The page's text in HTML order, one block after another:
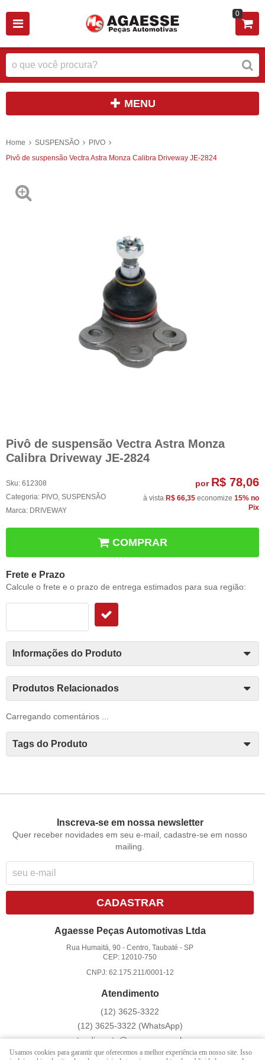
0
MENU
Home SUSPENSÃO
PIVO
Pivô de suspensão Vectra Astra Monza Calibra Driveway JE-2824
Pivô de suspensão Vectra Astra Monza
Calibra Driveway JE-2824
Sku: 612308
Categoria: PIVO, SUSPENSÃO
Marca: DRIVEWAY
por R$ 78,06
à vista R$ 66,35 economize 15% no
Pix
COMPRAR
Frete e Prazo
Calcule o frete e o prazo de entrega estimados para sua região:
Informações do Produto
Produtos Relacionados
Carregando comentários ...
Tags do Produto
Inscreva-se em nossa newsletter
Quer receber novidades em seu e-mail, cadastre-se em nosso
mailing.
CADASTRAR
Agaesse Peças Automotivas Ltda
Rua Humaitá, 90 -Centro, Taubaté -SP
CEP: 12010-750
CNPJ: 62.175.211/0001-12
Atendimento
(12) 3625-3322
(12) 3625-3322 (WhatsApp)
atendimento@agaesse.com.br
Usamos cookies para garantir que oferecemos a melhor experiência em nosso site. Isso